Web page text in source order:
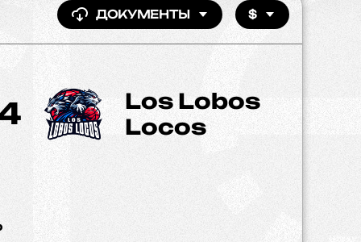
ДОКУМЕНТЫ $
Los Lobos
Locos